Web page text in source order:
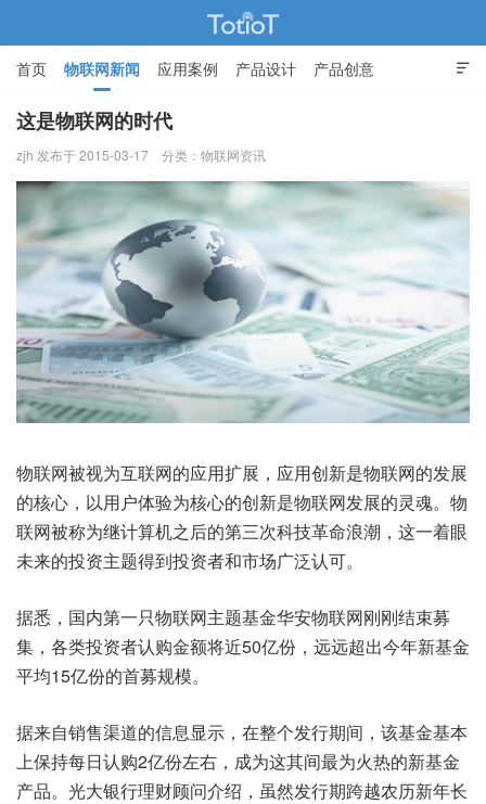
物联网的那些事 - Totiot

首页 物联网新闻 应用案例 产品设计 产品创意
智能家居
这是物联网的时代
zjh 发布于 2015-03-17 分类： 物联网资讯
物联网被视为互联网的应用扩展，应用创新是物联网的发展
的核心，以用户体验为核心的创新是物联网发展的灵魂。物
联网被称为继计算机之后的第三次科技革命浪潮，这一着眼
未来的投资主题得到投资者和市场广泛认可。
据悉，国内第一只物联网主题基金华安物联网刚刚结束募
集，各类投资者认购金额将近50亿份，远远超出今年新基金
平均15亿份的首募规模。
据来自销售渠道的信息显示，在整个发行期间，该基金基本
上保持每日认购2亿份左右，成为这其间最为火热的新基金
产品。光大银行理财顾问介绍，虽然发行期跨越农历新年长